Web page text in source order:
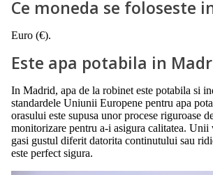
Ce moneda se foloseste
Euro (€).
Este apa potabila in
In Madrid, apa de la robinet este potabila si
standardele Uniunii Europene pentru apa
orasului este supusa unor procese riguroase
monitorizare pentru a-i asigura calitatea. Unii
gasi gustul diferit datorita continutului sau
este perfect sigura.